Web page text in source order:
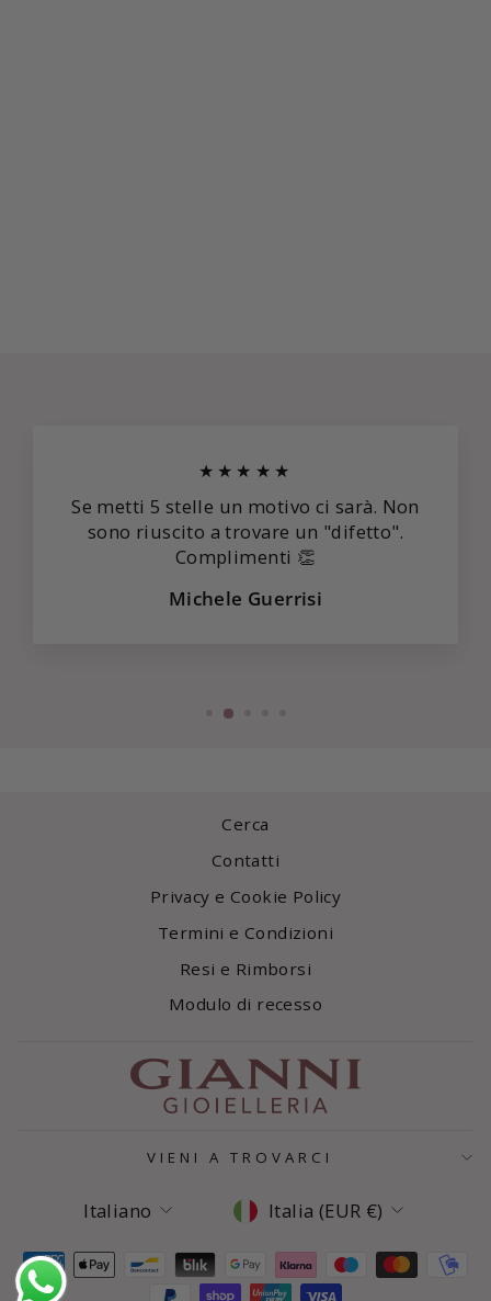
★★★★★
Se metti 5 stelle un motivo ci sarà. Non
sono riuscito a trovare un "difetto".
Complimenti 👏
Michele Guerrisi
Cerca
Contatti
Privacy e Cookie Policy
Termini e Condizioni
Resi e Rimborsi
Modulo di recesso
VIENI A TROVARCI
Lingua
Italiano ValutaItalia (EUR €)